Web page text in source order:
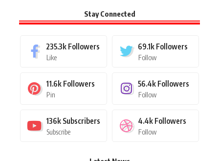
Stay Connected
235.3k Followers
Like
69.1k Followers
Follow
11.6k Followers
Pin
56.4k Followers
Follow
136k Subscribers
Subscribe
4.4k Followers
Follow